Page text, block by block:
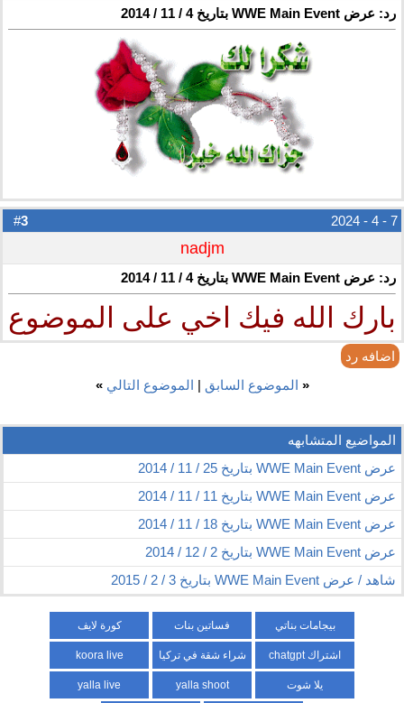
رد: عرض WWE Main Event بتاريخ 4 / 11 / 2014
3 7 - 4 - 2024
nadjm
رد: عرض WWE Main Event بتاريخ 4 / 11 / 2014
بارك الله فيك اخي على الموضوع
اضافه رد
« الموضوع السابق | الموضوع التالي »
المواضيع المتشابهه
عرض WWE Main Event بتاريخ 25 / 11 / 2014
عرض WWE Main Event بتاريخ 11 / 11 / 2014
عرض WWE Main Event بتاريخ 18 / 11 / 2014
عرض WWE Main Event بتاريخ 2 / 12 / 2014
شاهد / عرض WWE Main Event بتاريخ 3 / 2 / 2015
بيجامات بناتي فساتين بنات كورة لايف
اشتراك chatgpt شراء شقة في تركيا koora live
يلا شوت yalla shoot
yalla live